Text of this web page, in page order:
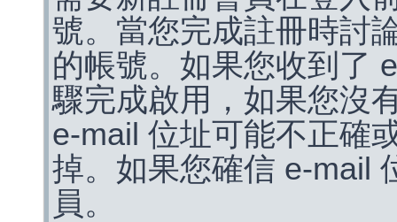
號。當您完成註冊時討
的帳號。如果您收到了
驟完成啟用，如果您沒
e-mail 位址可能不正確
掉。如果您確信 e-mail
員。